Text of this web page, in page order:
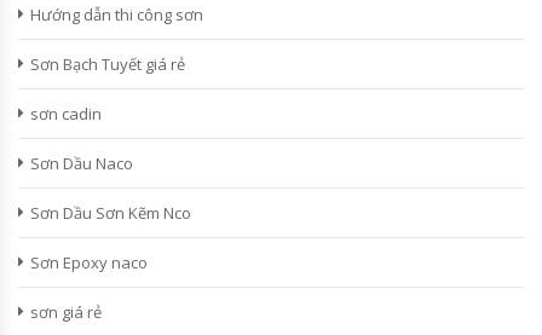
Hướng dẫn thi công sơn
Sơn Bạch Tuyết giá rẻ
sơn cadin
Sơn Dầu Naco
Sơn Dầu Sơn Kẽm Nco
Sơn Epoxy naco
sơn giá rẻ